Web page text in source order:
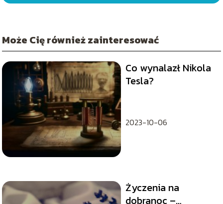
Może Cię również zainteresować
Co wynalazł Nikola
Tesla?
2023-10-06
Życzenia na
dobranoc –